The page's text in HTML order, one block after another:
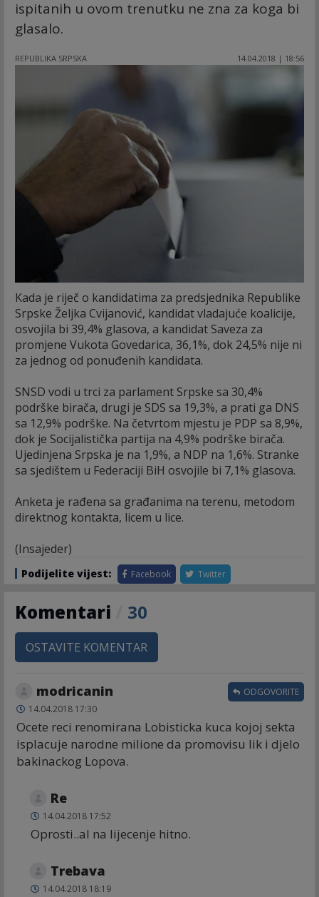
ispitanih u ovom trenutku ne zna za koga bi
glasalo.
REPUBLIKA SRPSKA 14.04.2018 | 18:56
Kada je riječ o kandidatima za predsjednika Republike
Srpske Željka Cvijanović, kandidat vladajuće koalicije,
osvojila bi 39,4% glasova, a kandidat Saveza za
promjene Vukota Govedarica, 36,1%, dok 24,5% nije ni
za jednog od ponuđenih kandidata.
SNSD vodi u trci za parlament Srpske sa 30,4%
podrške birača, drugi je SDS sa 19,3%, a prati ga DNS
sa 12,9% podrške. Na četvrtom mjestu je PDP sa 8,9%,
dok je Socijalistička partija na 4,9% podrške birača.
Ujedinjena Srpska je na 1,9%, a NDP na 1,6%. Stranke
sa sjedištem u Federaciji BiH osvojile bi 7,1% glasova.
Anketa je rađena sa građanima na terenu, metodom
direktnog kontakta, licem u lice.
(Insajeder)
Podijelite vijest: Facebook Twitter
Komentari 30
OSTAVITE KOMENTAR
modricanin
14.04.2018 17:30
Ocete reci renomirana Lobisticka kuca kojoj sekta
isplacuje narodne milione da promovisu lik i djelo
bakinackog Lopova.
ODGOVORITE
Re
14.04.2018 17:52
Oprosti..al na lijecenje hitno.
Trebava
14.04.2018 18:19